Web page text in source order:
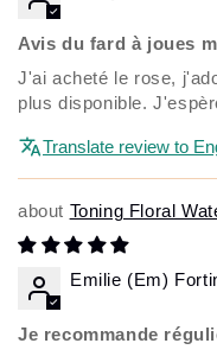
Avis du fard à joues
J'ai acheté le rose,
plus disponible.
Translate review to
Toning Floral
Emilie (Em)
Je recommande